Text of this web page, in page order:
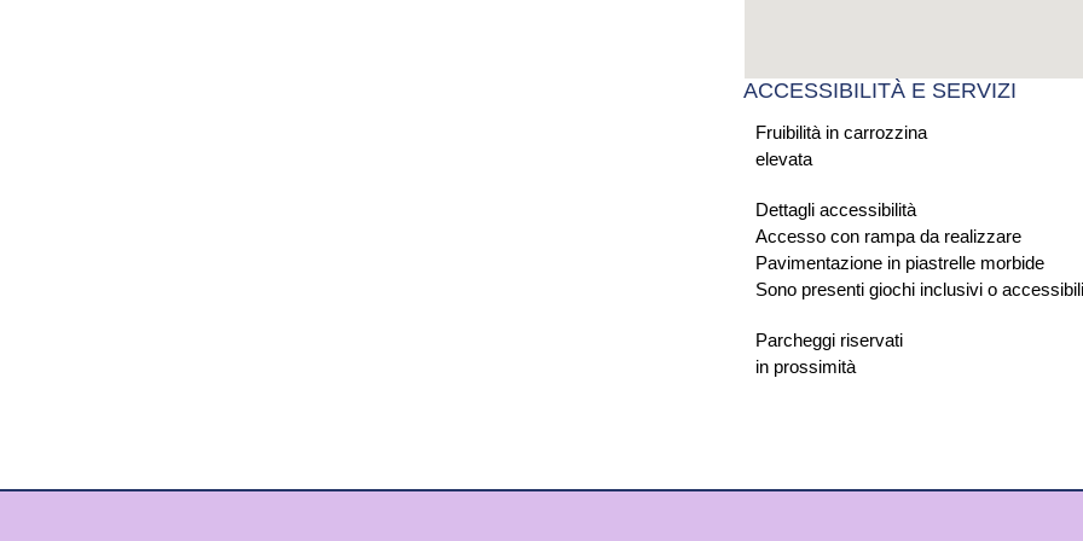
ACCESSIBILITÀ E SERVIZI
Fruibilità in carrozzina
elevata
Dettagli accessibilità
Accesso con rampa da realizzare
Pavimentazione in piastrelle morbide
Sono presenti giochi inclusivi o
Parcheggi riservati
in prossimità